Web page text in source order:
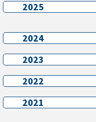
2025
2025
2024
2024
2023
2023
2022
2022
2021
2021